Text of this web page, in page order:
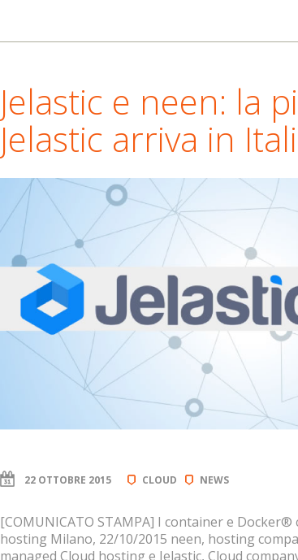
Jelastic e neen: la
Jelastic arriva in
22 OTTOBRE 2015 CLOUD NEWS
[COMUNICATO STAMPA] I container e
hosting Milano, 22/10/2015 neen, hosting
managed Cloud hosting e Jelastic, Cloud